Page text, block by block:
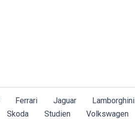
Ferrari Jaguar Lamborghini
Skoda Studien Volkswagen